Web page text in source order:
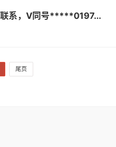
联系，V同号*****0197...
尾页